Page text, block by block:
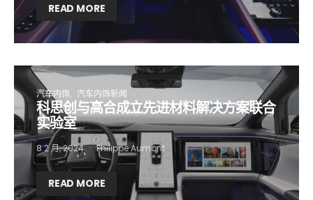
READ MORE
汽车内饰 汽车内饰新闻
科思创与高合成立先进材料解决方案联合
实验室
8 2 月, 2024 Philippe Aumont
READ MORE